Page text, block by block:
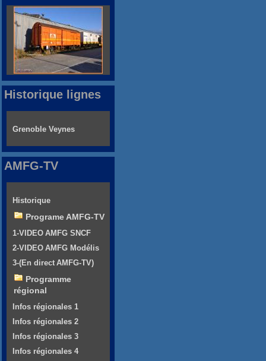
Historique lignes
Grenoble Veynes
AMFG-TV
Historique
Programe AMFG-TV
1-VIDEO AMFG SNCF
2-VIDEO AMFG Modélis
3-(En direct AMFG-TV)
Programme
régional
Infos régionales 1
Infos régionales 2
Infos régionales 3
Infos régionales 4